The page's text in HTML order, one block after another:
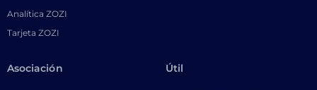
Analítica ZOZI
Tarjeta ZOZI
Asociación Útil